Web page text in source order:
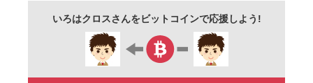
いろはクロスさんをビットコインで応援しよう!